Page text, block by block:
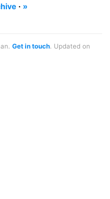
· »
Get in touch. Updated on